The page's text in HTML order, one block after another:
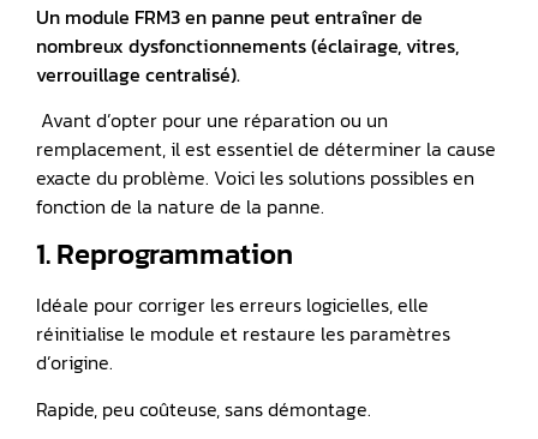
Un module FRM3 en panne peut entraîner de
nombreux dysfonctionnements (éclairage, vitres,
verrouillage centralisé).
Avant d’opter pour une réparation ou un
remplacement, il est essentiel de déterminer la cause
exacte du problème. Voici les solutions possibles en
fonction de la nature de la panne.
1. Reprogrammation
Idéale pour corriger les erreurs logicielles, elle
réinitialise le module et restaure les paramètres
d’origine.
Rapide, peu coûteuse, sans démontage.